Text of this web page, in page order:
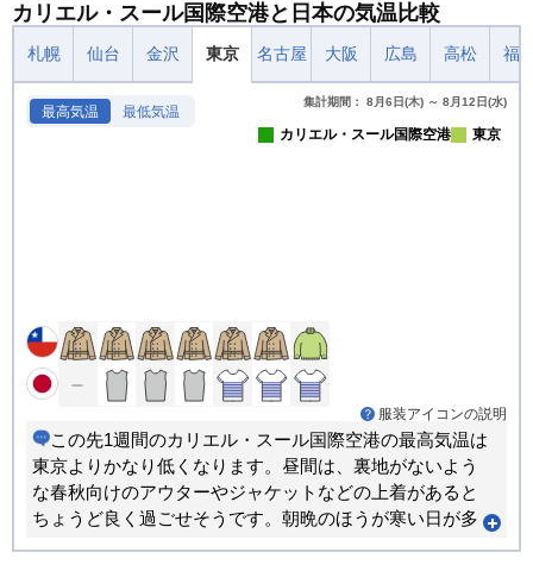
カリエル・スール国際空港と日本の気温比較
札幌 仙台 金沢 東京 名古屋 大阪 広島 高松 福
最高気温 最低気温
集計期間： 8月6日(木) ～ 8月12日(水)
カリエル・スール国際空港 東京
服装アイコンの説明
この先1週間のカリエル・スール国際空港の最高気温は
東京よりかなり低くなります。昼間は、裏地がないよう
な春秋向けのアウターやジャケットなどの上着があると
ちょうど良く過ごせそうです。朝晩のほうが寒い日が多